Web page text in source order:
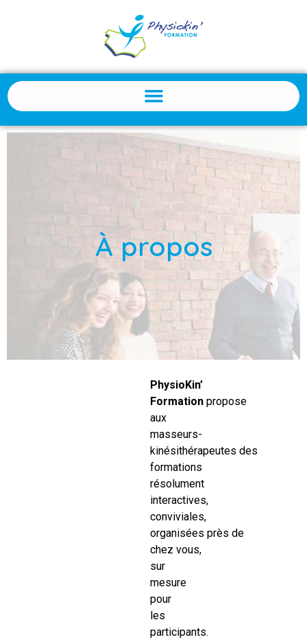
À propos
PhysioKin’
Formation propose
aux
masseurs-
kinésithérapeutes des
formations
résolument
interactives,
conviviales,
organisées près de
chez vous,
sur
mesure
pour
les
participants.